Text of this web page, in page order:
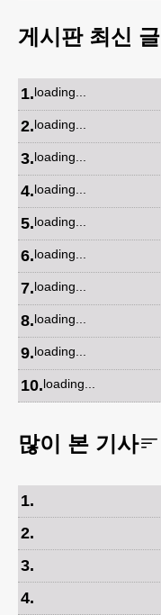
게시판 최신 글
1.loading...
2.loading...
3.loading...
4.loading...
5.loading...
6.loading...
7.loading...
8.loading...
9.loading...
10.loading...
많이 본 기사
1.
2.
3.
4.